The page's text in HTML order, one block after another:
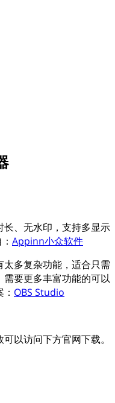
、无水印，支持多显示
Appinn小众软件
多复杂功能，适合只需
要更多丰富功能的可以
OBS Studio
以访问下方官网下载。